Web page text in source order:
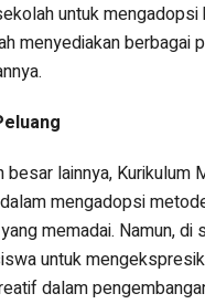
untuk
menyediakan berbagai
besar lainnya,
mengadopsi
memadai. Namun,
untuk
dalam